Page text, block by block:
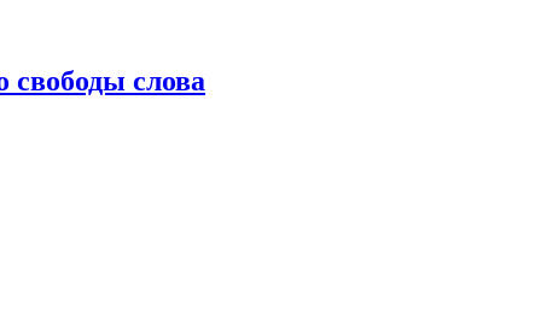
слова